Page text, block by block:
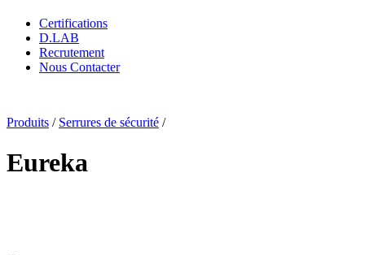
Certifications
D.LAB
Recrutement
Nous Contacter
Produits / Serrures de sécurité /
Eureka